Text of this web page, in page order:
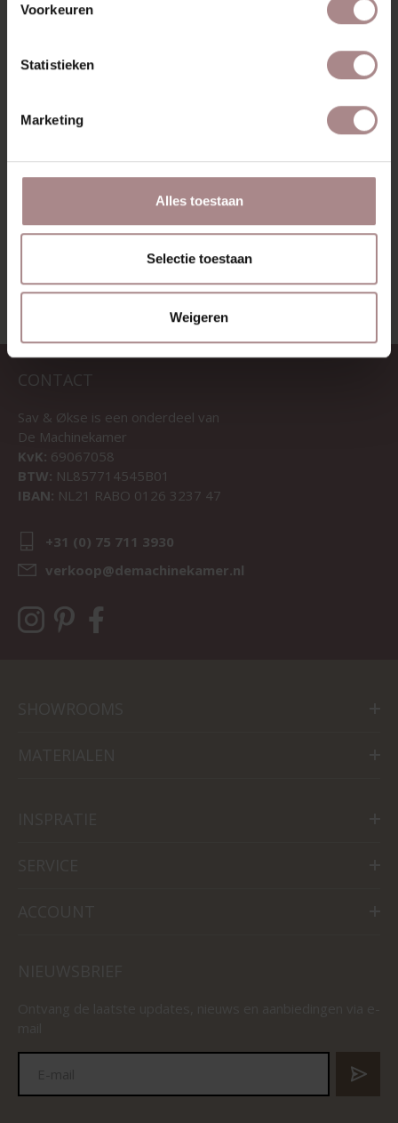
Voorkeuren
Statistieken
Marketing
Alles toestaan
Selectie toestaan
Weigeren
EBBE FAUTEUIL |
BEKIJK ALLE PRODUCTEN
CONTACT
Sav & Økse is een onderdeel van
De Machinekamer
KvK: 69067058
BTW: NL857714545B01
IBAN: NL21 RABO 0126 3237 47
+31 (0) 75 711 3930
verkoop@demachinekamer.nl